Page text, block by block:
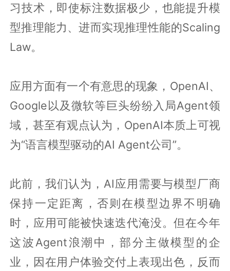
习技术，即使标注数据极少，也能提升模
型推理能力、进而实现推理性能的Scaling
Law。
应用方面有一个有意思的现象，OpenAI、
Google以及微软等巨头纷纷入局Agent领
域，甚至有观点认为，OpenAI本质上可视
为“语言模型驱动的AI Agent公司”。
此前，我们认为，AI应用需要与模型厂商
保持一定距离，否则在模型边界不明确
时，应用可能被快速迭代淹没。但在今年
这波Agent浪潮中，部分主做模型的企
业，因在用户体验交付上表现出色，反而